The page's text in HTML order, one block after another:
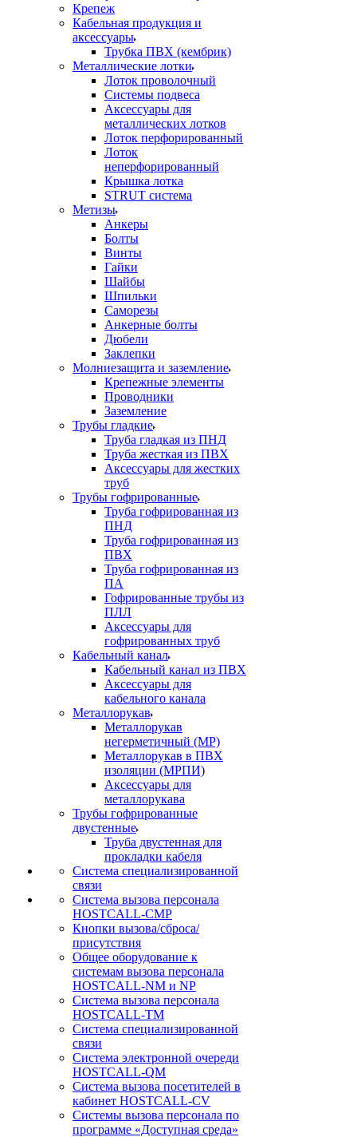
Крепеж
Кабельная продукция и
аксессуары
Трубка ПВХ (кембрик)
Металлические лотки
Лоток проволочный
Системы подвеса
Аксессуары для
металлических лотков
Лоток перфорированный
Лоток
неперфорированный
Крышка лотка
STRUT система
Метизы
Анкеры
Болты
Винты
Гайки
Шайбы
Шпильки
Саморезы
Анкерные болты
Дюбели
Заклепки
Молниезащита и заземление
Крепежные элементы
Проводники
Заземление
Трубы гладкие
Труба гладкая из ПНД
Труба жесткая из ПВХ
Аксессуары для жестких
труб
Трубы гофрированные
Труба гофрированная из
ПНД
Труба гофрированная из
ПВХ
Труба гофрированная из
ПА
Гофрированные трубы из
ПЛЛ
Аксессуары для
гофрированных труб
Кабельный канал
Кабельный канал из ПВХ
Аксессуары для
кабельного канала
Металлорукав
Металлорукав
негерметичный (МР)
Металлорукав в ПВХ
изоляции (МРПИ)
Аксессуары для
металлорукава
Трубы гофрированные
двустенные
Труба двустенная для
прокладки кабеля
Система специализированной
связи
Cистема вызова персонала
HOSTCALL-CMP
Кнопки вызова/сброса/
присутствия
Общее оборудование к
системам вызова персонала
HOSTCALL-NM и NP
Система вызова персонала
HOSTCALL-TM
Система специализированной
связи
Система электронной очереди
HOSTCALL-QM
Cистема вызова посетителей в
кабинет HOSTCALL-CV
Системы вызова персонала по
программе «Доступная среда»